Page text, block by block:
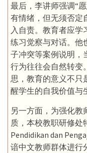
最后，李讲师强调“
有情绪，但无须否定
入自责。教育者应学
练习觉察与对话。他
子冲突等案例说明，
行为往往会自然转变
思，教育的意义不只
醒学生的自我价值与
另一方面，为强化教
质，本校教职研修处
Pendidikan dan
谙中文教师群体进行